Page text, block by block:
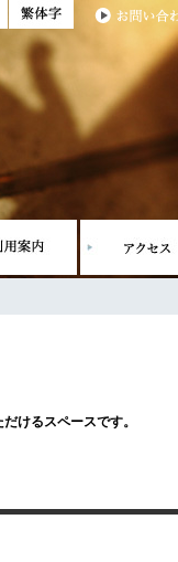
けるスペースです。